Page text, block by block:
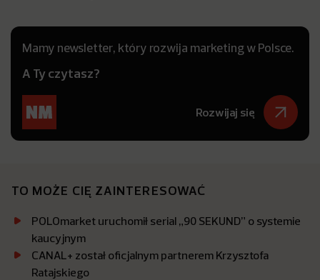
Mamy newsletter, który rozwija marketing w Polsce.
A Ty czytasz?
Rozwijaj się
TO MOŻE CIĘ ZAINTERESOWAĆ
POLOmarket uruchomił serial „90 SEKUND” o systemie
kaucyjnym
CANAL+ został oficjalnym partnerem Krzysztofa
Ratajskiego